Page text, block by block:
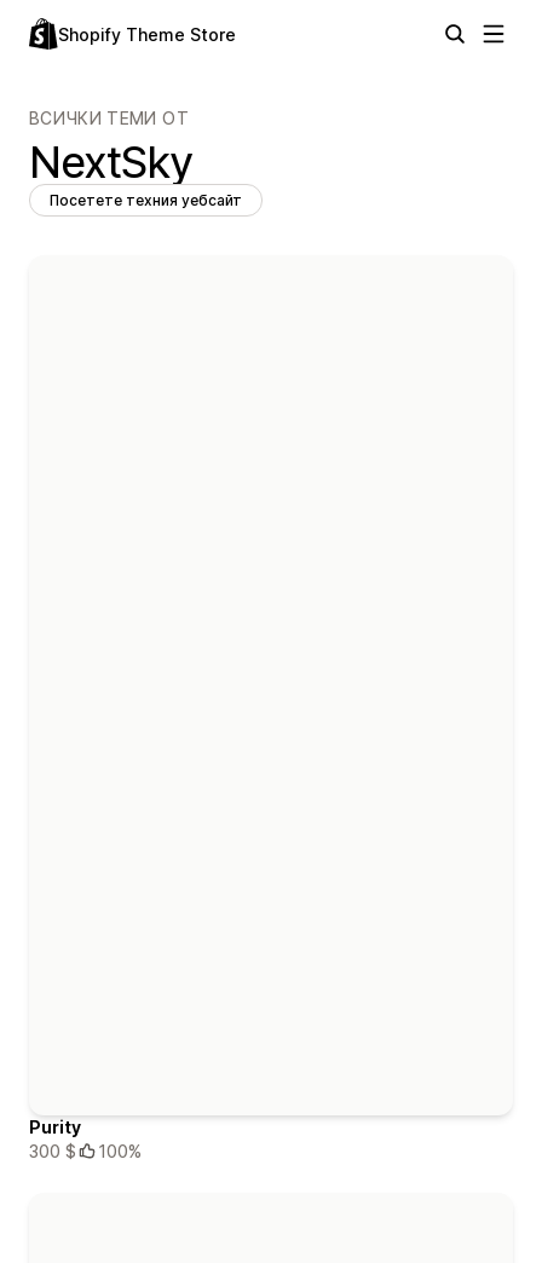
Shopify Theme Store
ВСИЧКИ ТЕМИ ОТ
NextSky
Посетете техния уебсайт
Purity
300 $
100%